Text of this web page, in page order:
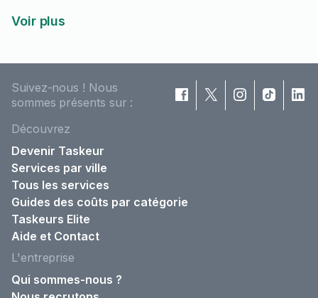
Voir plus
Suivez-nous ! Nous
sommes présents sur :
Découvrez
Devenir Taskeur
Services par ville
Tous les services
Guides des coûts par catégorie
Taskeurs Elite
Aide et Contact
L'entreprise
Qui sommes-nous ?